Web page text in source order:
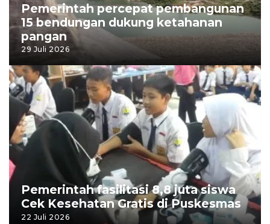
Pemerintah percepat pembangunan
15 bendungan dukung ketahanan
pangan
29 Juli 2026
Pemerintah fasilitasi 8,8 juta siswa
Cek Kesehatan Gratis di Puskesmas
22 Juli 2026